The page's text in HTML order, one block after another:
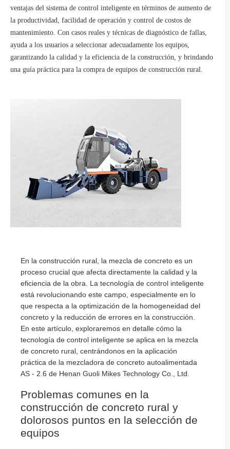
ventajas del sistema de control inteligente en términos de aumento de
la productividad, facilidad de operación y control de costos de
mantenimiento. Con casos reales y técnicas de diagnóstico de fallas,
ayuda a los usuarios a seleccionar adecuadamente los equipos,
garantizando la calidad y la eficiencia de la construcción, y brindando
una guía práctica para la compra de equipos de construcción rural.
En la construcción rural, la mezcla de concreto es un
proceso crucial que afecta directamente la calidad y la
eficiencia de la obra. La tecnología de control inteligente
está revolucionando este campo, especialmente en lo
que respecta a la optimización de la homogeneidad del
concreto y la reducción de errores en la construcción.
En este artículo, exploraremos en detalle cómo la
tecnología de control inteligente se aplica en la mezcla
de concreto rural, centrándonos en la aplicación
práctica de la mezcladora de concreto autoalimentada
AS - 2.6 de Henan Guoli Mikes Technology Co., Ltd.
Problemas comunes en la
construcción de concreto rural y
dolorosos puntos en la selección de
equipos